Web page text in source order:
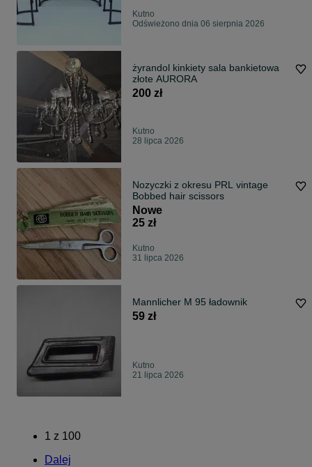
Kutno
Odświeżono dnia 06 sierpnia 2026
żyrandol kinkiety sala bankietowa
złote AURORA
200 zł
Kutno
28 lipca 2026
Nozyczki z okresu PRL vintage
Bobbed hair scissors
Nowe
25 zł
Kutno
31 lipca 2026
Mannlicher M 95 ładownik
59 zł
Kutno
21 lipca 2026
1 z 100
Dalej